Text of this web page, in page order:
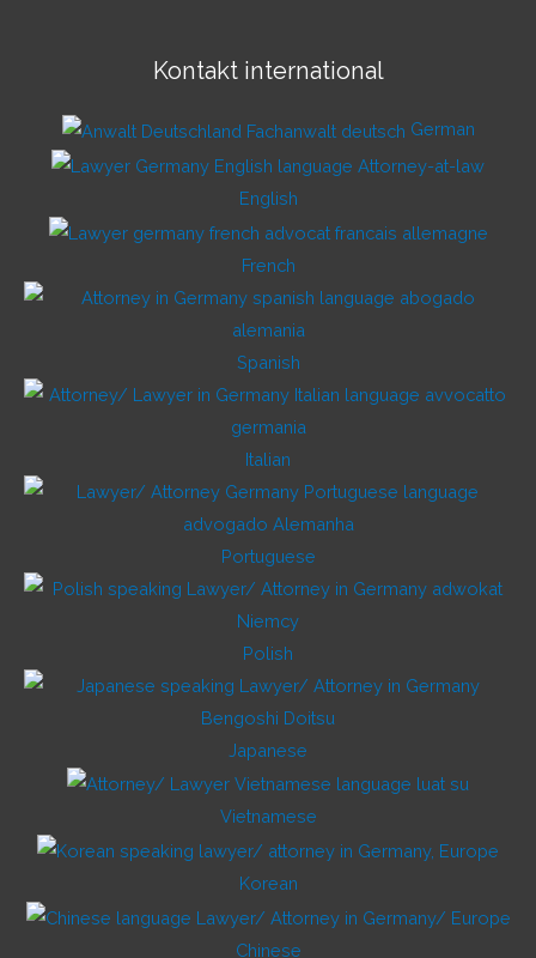
Kontakt international
German
English
French
Spanish
Italian
Portuguese
Polish
Japanese
Vietnamese
Korean
Chinese